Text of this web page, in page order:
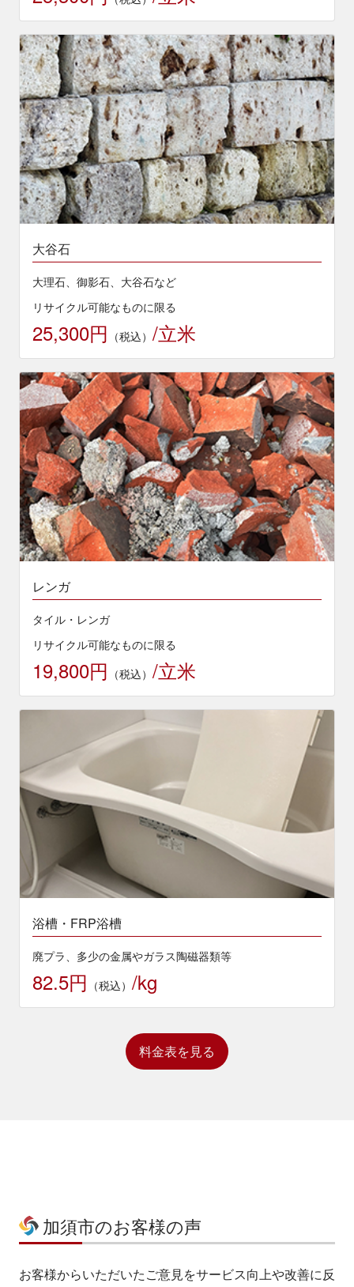
大谷石
大理石、御影石、大谷石など
リサイクル可能なものに限る
25,300円 （税込） /立米
レンガ
タイル・レンガ
リサイクル可能なものに限る
19,800円 （税込） /立米
浴槽・FRP浴槽
廃プラ、多少の金属やガラス陶磁器類等
82.5円 （税込） /kg
料金表を見る
加須市のお客様の声
お客様からいただいたご意見をサービス向上や改善に反